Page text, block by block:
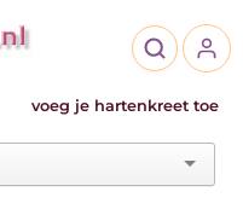
voeg je hartenkreet toe